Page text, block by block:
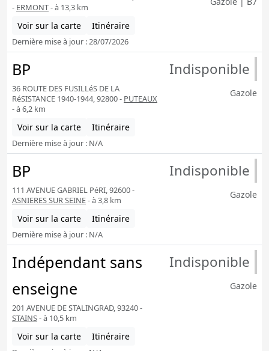
- ERMONT- à 13,3 km
Voir sur la carte Itinéraire
Dernière mise à jour : 28/07/2026
BP
36 ROUTE DES FUSILLéS DE LA
RéSISTANCE 1940-1944, 92800 - PUTEAUX
- à 6,2 km
Voir sur la carte Itinéraire
Dernière mise à jour : N/A
Indisponible
Gazole
BP
111 AVENUE GABRIEL PéRI, 92600 -
ASNIERES SUR SEINE- à 3,8 km
Voir sur la carte Itinéraire
Dernière mise à jour : N/A
Indisponible
Gazole
Indépendant sans
enseigne
201 AVENUE DE STALINGRAD, 93240 -
STAINS- à 10,5 km
Voir sur la carte Itinéraire
Indisponible
Gazole